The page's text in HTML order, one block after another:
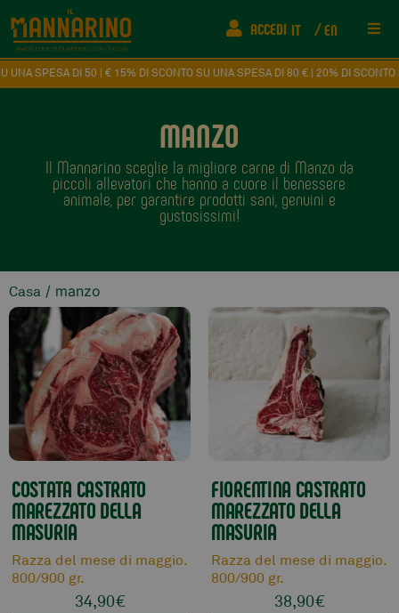
ACCEDI IT EN
| € 15% DI SCONTO SU UNA SPESA DI 80 € | 20% DI SCONTO SU UNA SPESA
MANZO
Il Mannarino sceglie la migliore carne di Manzo da
piccoli allevatori che hanno a cuore il benessere
animale, per garantire prodotti sani, genuini e
gustosissimi!
Casa / manzo
COSTATA CASTRATO
MAREZZATO DELLA
MASURIA
Razza del mese di maggio.
800/900 gr.
34,90€
FIORENTINA CASTRATO
MAREZZATO DELLA
MASURIA
Razza del mese di maggio.
800/900 gr.
38,90€